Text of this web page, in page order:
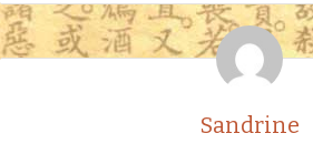
Sandrine